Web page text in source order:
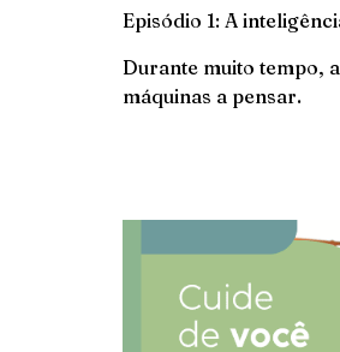
Episódio 1: A
Durante muito tempo,
máquinas a pensar.